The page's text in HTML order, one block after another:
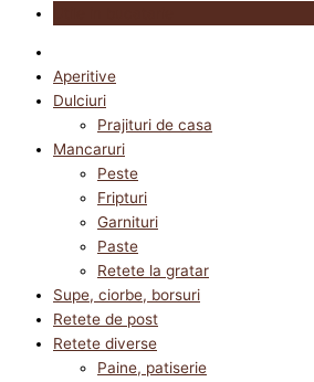
Aperitive
Dulciuri
Prajituri de casa
Mancaruri
Peste
Fripturi
Garnituri
Paste
Retete la gratar
Supe, ciorbe, borsuri
Retete de post
Retete diverse
Paine, patiserie